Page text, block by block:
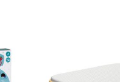
listu